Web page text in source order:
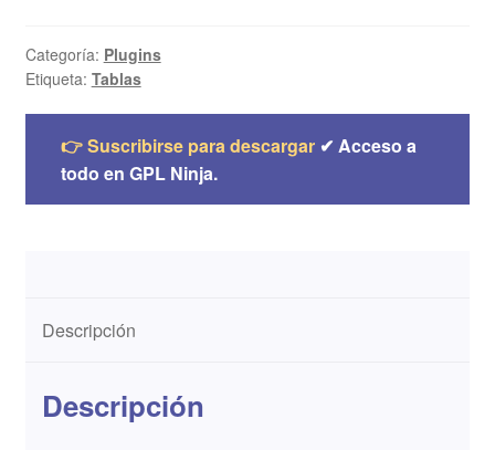
Categoría: Plugins
Etiqueta: Tablas
👉 Suscribirse para descargar✔ Acceso a
todo en GPL Ninja.
Descripción
Descripción